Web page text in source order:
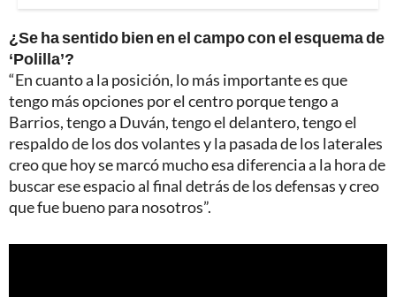
¿Se ha sentido bien en el campo con el esquema de
‘Polilla’?
“En cuanto a la posición, lo más importante es que
tengo más opciones por el centro porque tengo a
Barrios, tengo a Duván, tengo el delantero, tengo el
respaldo de los dos volantes y la pasada de los laterales
creo que hoy se marcó mucho esa diferencia a la hora de
buscar ese espacio al final detrás de los defensas y creo
que fue bueno para nosotros”.